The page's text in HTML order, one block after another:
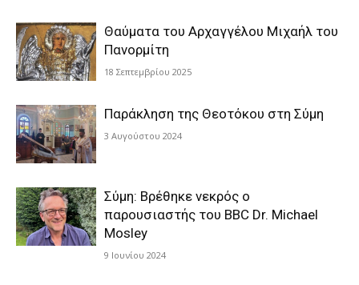
Θαύματα του Αρχαγγέλου Μιχαήλ του
Πανορμίτη
18 Σεπτεμβρίου 2025
Παράκληση της Θεοτόκου στη Σύμη
3 Αυγούστου 2024
Σύμη: Βρέθηκε νεκρός ο
παρουσιαστής του BBC Dr. Michael
Mosley
9 Ιουνίου 2024